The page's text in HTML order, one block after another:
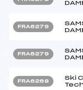
FRA6279
FRA6279
FRA6268
Ski